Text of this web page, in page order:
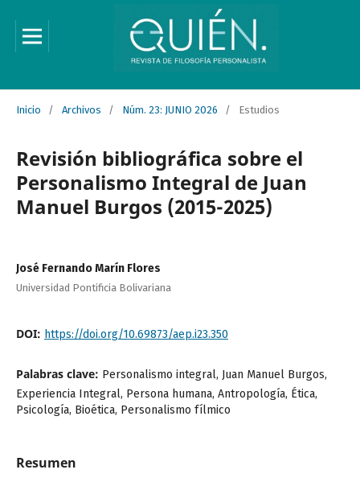
Inicio / Archivos / Núm. 23: JUNIO 2026 / Estudios
Revisión bibliográfica sobre el
Personalismo Integral de Juan
Manuel Burgos (2015-2025)
José Fernando Marín Flores
Universidad Pontificia Bolivariana
DOI: https://doi.org/10.69873/aep.i23.350
Palabras clave: Personalismo integral, Juan Manuel Burgos,
Experiencia Integral, Persona humana, Antropología, Ética,
Psicología, Bioética, Personalismo fílmico
Resumen